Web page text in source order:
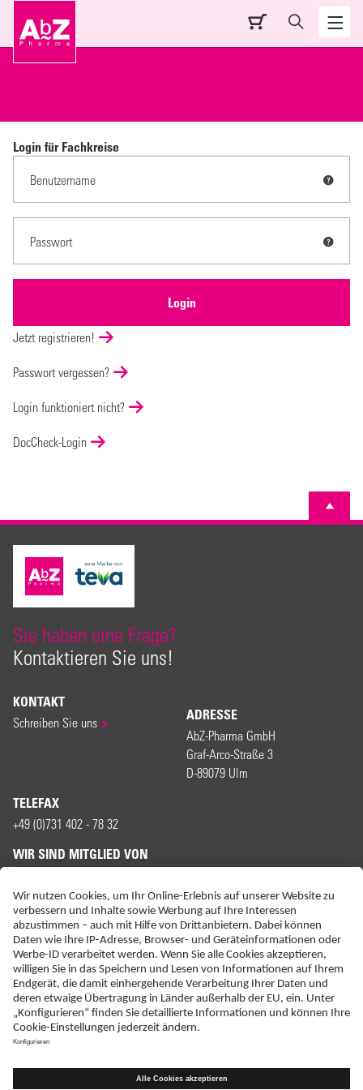
Login für Fachkreise
Jetzt registrieren!
Passwort vergessen?
Login funktioniert nicht?
DocCheck-Login
Sie haben eine Frage?
Kontaktieren Sie uns!
KONTAKT
Schreiben Sie uns ADRESSE
AbZ-Pharma GmbH
Graf-Arco-Straße 3
D-89079 Ulm
TELEFAX
+49 (0)731 402 - 78 32
WIR SIND MITGLIED VON
ERKLÄRUNG ZUR BARRIEREFREIHEIT
IMPRESSUM
KONTAKT
NEBENWIRKUNGSANZEIGEN